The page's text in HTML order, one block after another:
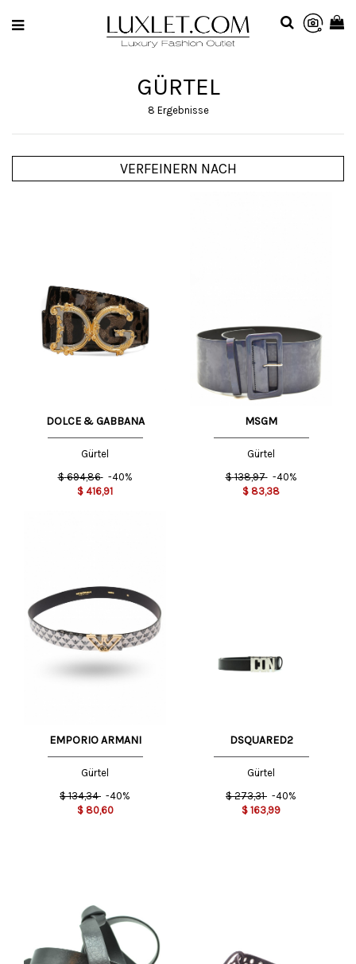
GÜRTEL
8 Ergebnisse
VERFEINERN NACH
DOLCE & GABBANA
Gürtel
$ 694,86 -40%
$ 416,91
MSGM
Gürtel
$ 138,97 -40%
$ 83,38
EMPORIO ARMANI
Gürtel
$ 134,34 -40%
$ 80,60
DSQUARED2
Gürtel
$ 273,31 -40%
$ 163,99